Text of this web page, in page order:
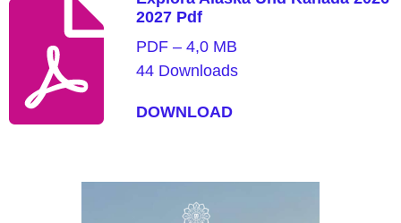
2027 Pdf
PDF – 4,0 MB
44 Downloads
DOWNLOAD